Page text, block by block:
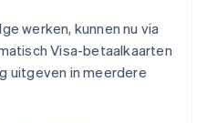
werken, kunnen nu via
Visa-betaalkaarten
uitgeven in meerdere
English